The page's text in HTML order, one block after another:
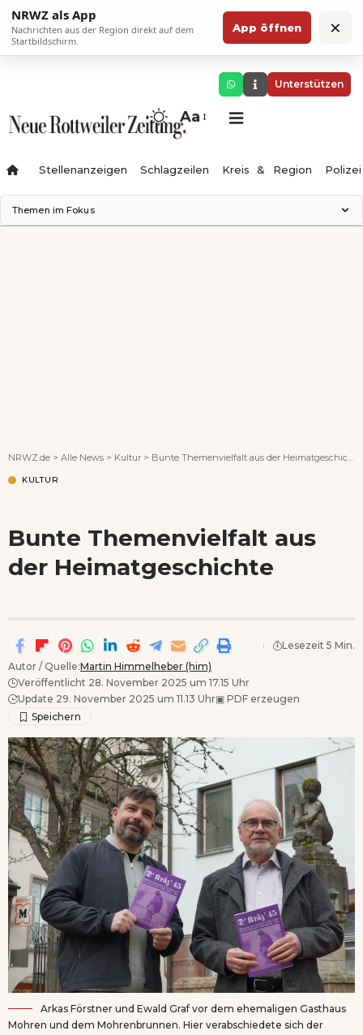
NRWZ als App
Nachrichten aus der Region direkt auf dem
Startbildschirm.
App öffnen ×
Unterstützen
Aa
Stellenanzeigen Schlagzeilen Kreis & Region Polizei
Themen im Fokus
NRWZ.de > Alle News > Kultur > Bunte Themenvielfalt aus der Heimatgeschichte
KULTUR
Bunte Themenvielfalt aus
der Heimatgeschichte
Autor / Quelle:Martin Himmelheber (him)
Veröffentlicht 28. November 2025 um 17.15 Uhr
Update 29. November 2025 um 11.13 Uhr▣ PDF erzeugen
Lesezeit 5 Min.
Arkas Förstner und Ewald Graf vor dem ehemaligen Gasthaus
Mohren und dem Mohrenbrunnen. Hier verabschiedete sich der